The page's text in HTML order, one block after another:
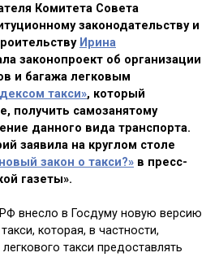
Комитета Совета
законодательству и
Ирина
законопроект об организации
и багажа легковым
такси», который
получить самозанятому
данного вида транспорта.
заявила на круглом столе
закон о такси?» в пресс-
газеты».
внесло в Госдуму новую версию
которая, в частности,
такси предоставлять